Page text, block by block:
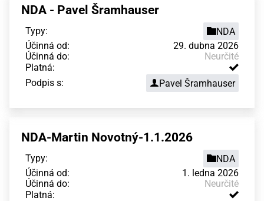
NDA - Pavel Šramhauser
Typy:
NDA
Účinná od:
29. dubna 2026
Účinná do:
Neurčité
Platná:
Podpis s:
Pavel Šramhauser
NDA-Martin Novotný-1.1.2026
Typy:
NDA
Účinná od:
1. ledna 2026
Účinná do:
Neurčité
Platná: